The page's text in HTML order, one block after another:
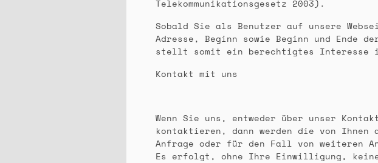
Telekommunikationsgesetz 2003).
Sobald Sie als Benutzer auf unsere
Adresse, Beginn sowie Beginn und
stellt somit ein berechtigtes Interesse
Kontakt mit uns
Wenn Sie uns, entweder über unser
kontaktieren, dann werden die von Ihnen
Anfrage oder für den Fall von weiteren
Es erfolgt, ohne Ihre Einwilligung,